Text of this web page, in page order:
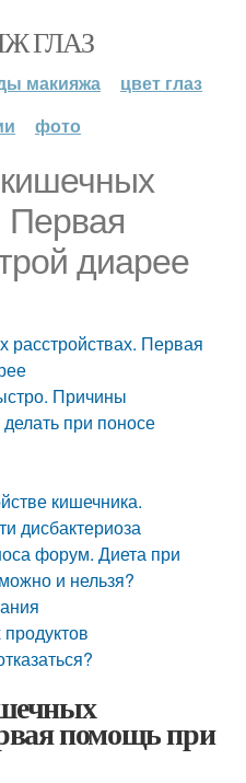
ГЛАЗ
макияжа
цвет глаз
фото
Первая
диарее
расстройствах. Первая
Причины
при поносе
кишечника.
дисбактериоза
форум. Диета при
и нельзя?
помощь при